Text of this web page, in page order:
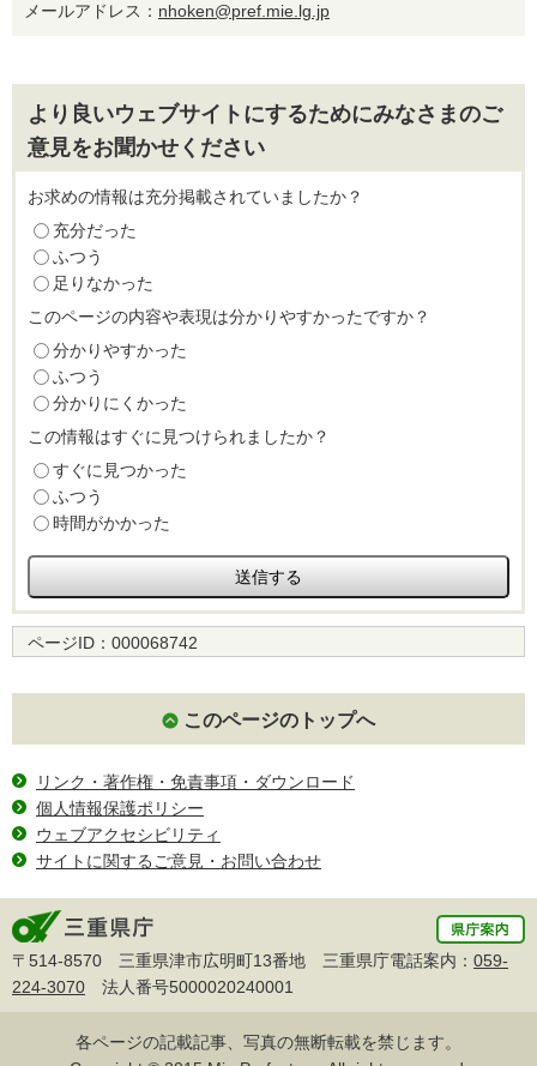
メールアドレス： nhoken@pref.mie.lg.jp
より良いウェブサイトにするためにみなさまのご
意見をお聞かせください
お求めの情報は充分掲載されていましたか？
充分だった
ふつう
足りなかった
このページの内容や表現は分かりやすかったですか？
分かりやすかった
ふつう
分かりにくかった
この情報はすぐに見つけられましたか？
すぐに見つかった
ふつう
時間がかかった
ページID： 000068742
このページのトップへ
リンク・著作権・免責事項・ダウンロード
個人情報保護ポリシー
ウェブアクセシビリティ
サイトに関するご意見・お問い合わせ
〒514-8570 三重県津市広明町13番地 三重県庁電話案内： 059-
224-3070 法人番号5000020240001
各ページの記載記事、写真の無断転載を禁じます。